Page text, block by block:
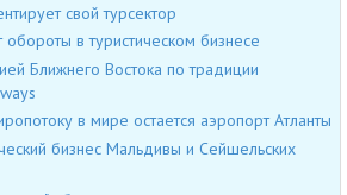
свой турсектор
в туристическом бизнесе
Ближнего Востока по традиции
в мире остается аэропорт Атланты
бизнес Мальдивы и Сейшельских